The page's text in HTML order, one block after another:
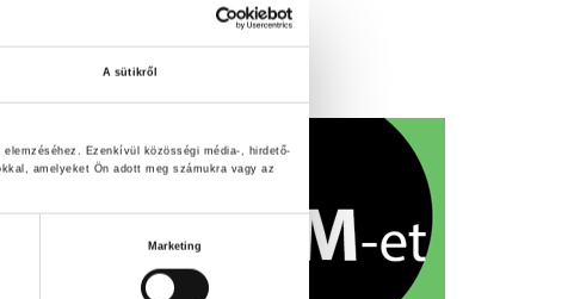
A sütikről
Ezenkívül közösségi média-, hirdető-
amelyeket Ön adott meg számukra vagy az
Marketing
Vegyes